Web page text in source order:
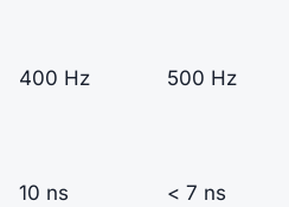
400 Hz 500 Hz
10 ns < 7 ns